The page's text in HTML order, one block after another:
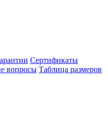
Сертификаты
вопросы Таблица размеров